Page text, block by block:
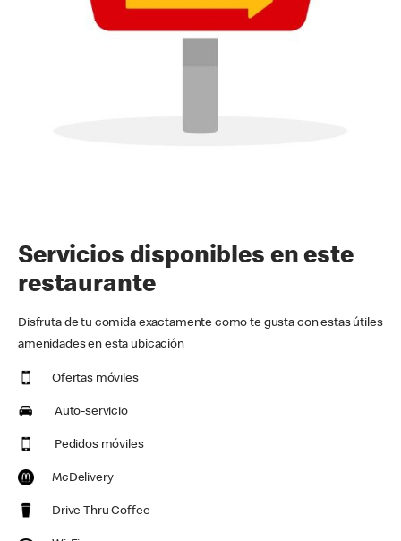
Servicios disponibles en este
restaurante
Disfruta de tu comida exactamente como te gusta con estas útiles
amenidades en esta ubicación
Ofertas móviles
Auto-servicio
Pedidos móviles
McDelivery
Drive Thru Coffee